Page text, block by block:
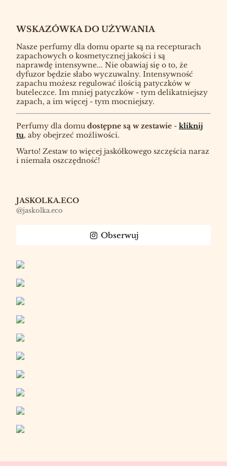
WSKAZÓWKA DO UŻYWANIA
Nasze perfumy dla domu oparte są na recepturach
zapachowych o kosmetycznej jakości i są
naprawdę intensywne... Nie obawiaj się o to, że
dyfuzor będzie słabo wyczuwalny. Intensywność
zapachu możesz regulować ilością patyczków w
buteleczce. Im mniej patyczków - tym delikatniejszy
zapach, a im więcej - tym mocniejszy.
Perfumy dla domu dostępne są w zestawie - kliknij
tu, aby obejrzeć możliwości.
Warto! Zestaw to więcej jaskółkowego szczęścia naraz
i niemała oszczędność!
JASKOLKA.ECO
@jaskolka.eco
Obserwuj